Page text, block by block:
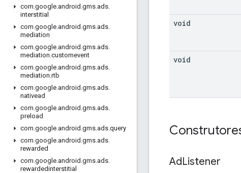
com.google.android .gms.ads.
interstitial
com.google.android .gms.ads.
mediation
com.google.android .gms.ads.
mediation.customevent
com.google.android .gms.ads.
mediation.rtb
com.google.android .gms.ads.
nativead
com.google.android .gms.ads.
preload
com.google.android .gms.ads.query
com.google.android .gms.ads.
rewarded
com.google.android .gms.ads.
rewardedinterstitial
void
void
AdListener